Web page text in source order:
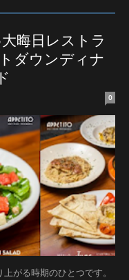
晦日レストラ
ダウンディナ
0
がる時期のひとつです。